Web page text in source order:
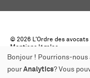
© 2026 L'Ordre des avocats
Mentions légales
Créé par monoloco
Bonjour ! Pourrions-
pour Analytics? Vous